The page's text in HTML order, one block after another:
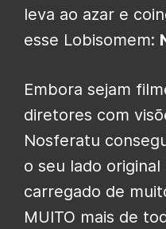
leva ao azar e
esse Lobisomem:
Embora sejam
diretores com
Nosferatu
o seu lado
carregado de
MUITO mais de